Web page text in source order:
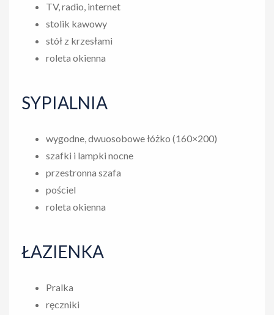
TV, radio, internet
stolik kawowy
stół z krzesłami
roleta okienna
SYPIALNIA
wygodne, dwuosobowe łóżko (160×200)
szafki i lampki nocne
przestronna szafa
pościel
roleta okienna
ŁAZIENKA
Pralka
ręczniki